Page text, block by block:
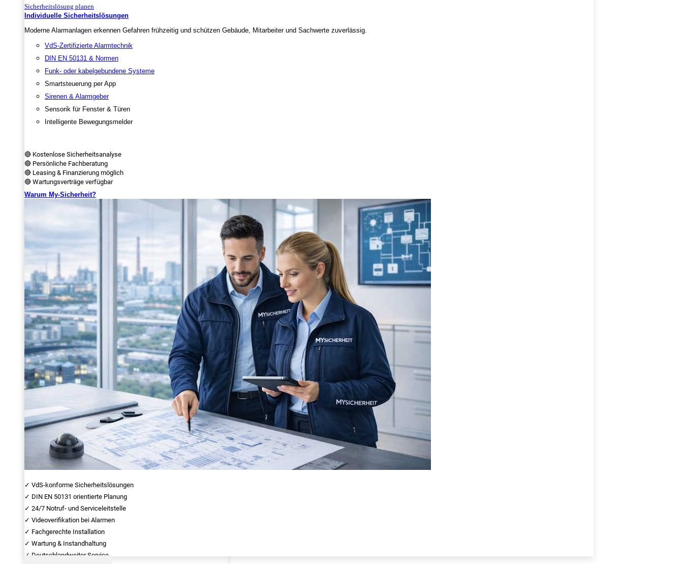
Sicherheitslösung planen
Individuelle Sicherheitslösungen
Moderne Alarmanlagen erkennen Gefahren frühzeitig und schützen Gebäude, Mitarbeiter und Sachwerte zuverlässig.
VdS-Zertifizierte Alarmtechnik
DIN EN 50131 & Normen
Funk- oder kabelgebundene Systeme
Smartsteuerung per App
Sirenen & Alarmgeber
Sensorik für Fenster & Türen
Intelligente Bewegungsmelder
🔴 Kostenlose Sicherheitsanalyse
🔴 Persönliche Fachberatung
🔴 Leasing & Finanzierung möglich
🔴 Wartungsverträge verfügbar
Warum My-Sicherheit?
✓ VdS-konforme Sicherheitslösungen
✓ DIN EN 50131 orientierte Planung
✓ 24/7 Notruf- und Serviceleitstelle
✓ Videoverifikation bei Alarmen
✓ Fachgerechte Installation
✓ Wartung & Instandhaltung
✓ Deutschlandweiter Service